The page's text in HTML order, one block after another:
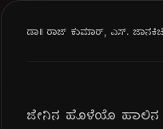
ಡಾ|| ರಾಜ್ ಕುಮಾರ್, ಎಸ್. ಜಾನಕಿ
ಜೇನಿನ ಹೊಳೆಯೊ